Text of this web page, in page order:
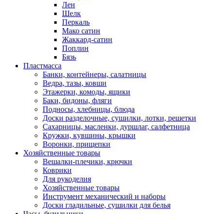
Лен
Шелк
Перкаль
Мако сатин
Жаккард-сатин
Поплин
Бязь
Пластмасса
Банки, контейнеры, салатницы
Ведра, тазы, ковши
Этажерки, комоды, ящики
Баки, бидоны, фляги
Подносы, хлебницы, блюда
Доски разделочные, сушилки, лотки, решетки
Сахарницы, масленки, дуршлаг, салфетница
Кружки, кувшины, крышки
Воронки, прищепки
Хозяйственные товары
Вешалки-плечики, крючки
Коврики
Для рукоделия
Хозяйственные товары
Инструмент механический и наборы
Доски гладильные, сушилки для белья